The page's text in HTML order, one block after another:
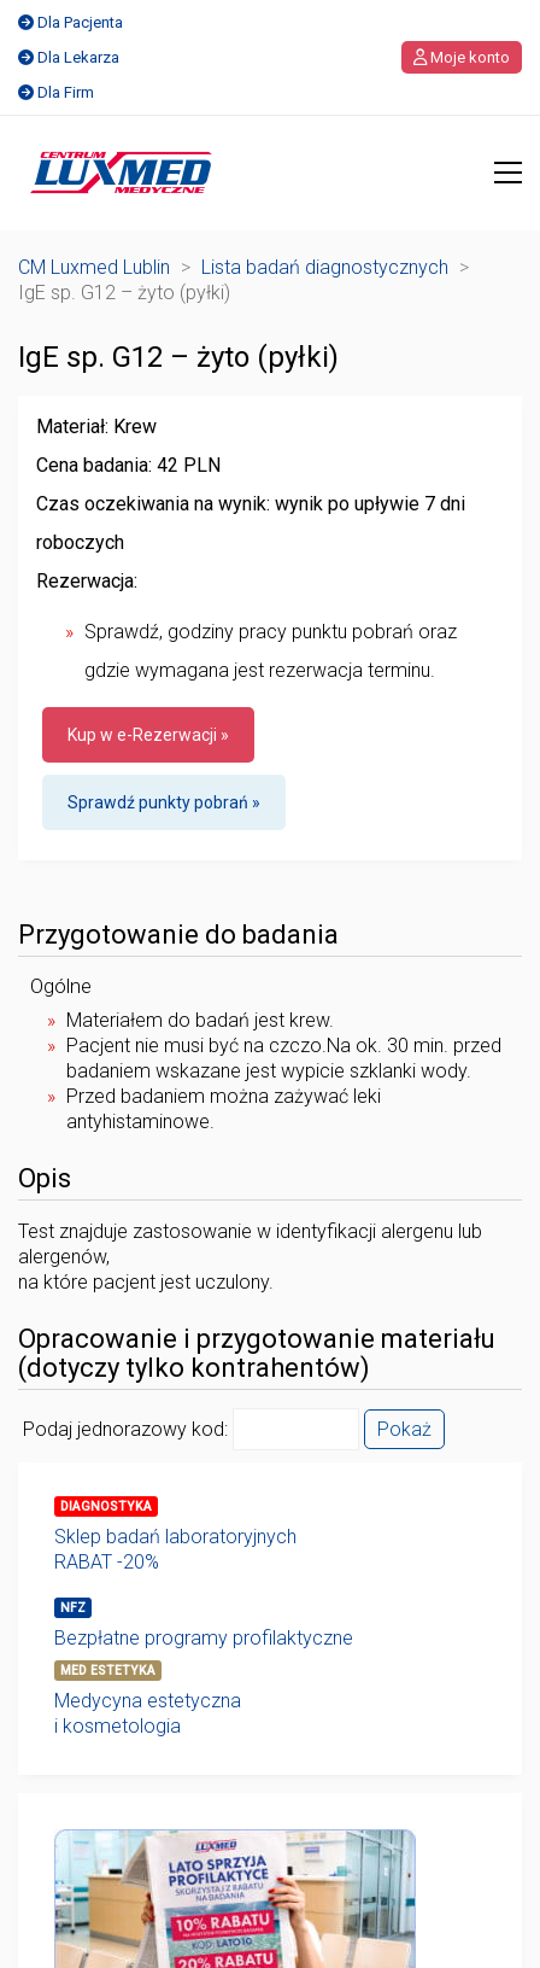
Dla Pacjenta
Dla Lekarza
Dla Firm
Moje konto
CM Luxmed Lublin > Lista badań diagnostycznych >
IgE sp. G12 – żyto (pyłki)
IgE sp. G12 – żyto (pyłki)
Materiał: Krew
Cena badania: 42 PLN
Czas oczekiwania na wynik: wynik po upływie 7 dni
roboczych
Rezerwacja:
Sprawdź, godziny pracy punktu pobrań oraz
gdzie wymagana jest rezerwacja terminu.
Kup w e-Rezerwacji »
Sprawdź punkty pobrań »
Przygotowanie do badania
Ogólne
Materiałem do badań jest krew.
Pacjent nie musi być na czczo.Na ok. 30 min. przed
badaniem wskazane jest wypicie szklanki wody.
Przed badaniem można zażywać leki
antyhistaminowe.
Opis
Test znajduje zastosowanie w identyfikacji alergenu lub
alergenów,
na które pacjent jest uczulony.
Opracowanie i przygotowanie materiału
(dotyczy tylko kontrahentów)
Podaj jednorazowy kod: Pokaż
DIAGNOSTYKA
Sklep badań laboratoryjnych
RABAT -20%
NFZ
Bezpłatne programy profilaktyczne
MED ESTETYKA
Medycyna estetyczna
i kosmetologia